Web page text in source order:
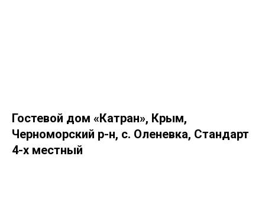
Гостевой дом «Катран», Крым,
Черноморский р-н, с. Оленевка, Стандарт
4-х местный